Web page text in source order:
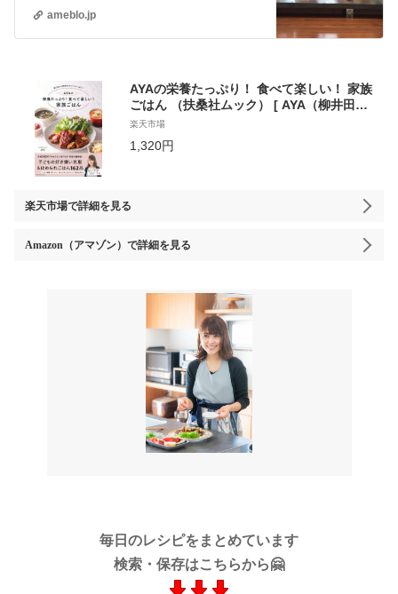
ameblo.jp
AYAの栄養たっぷり！ 食べて楽しい！ 家族
ごはん （扶桑社ムック） [ AYA（柳井田
文） ]
楽天市場
1,320円
楽天市場で詳細を見る
Amazon（アマゾン） で詳細を見る
毎日のレシピをまとめています
検索・保存はこちらから🤗